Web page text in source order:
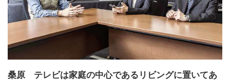
桑原 テレビは家庭の中心であるリビングに置いてあ